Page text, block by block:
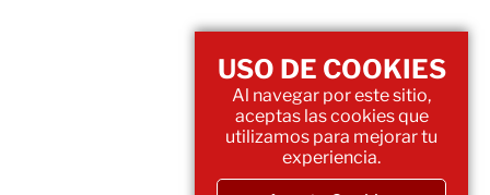
USO DE COOKIES
Al navegar por este sitio,
aceptas las cookies que
utilizamos para mejorar tu
experiencia.